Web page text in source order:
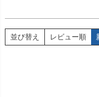
並び替え レビュー順